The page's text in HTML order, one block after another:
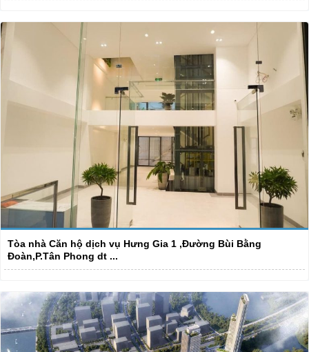
Tòa nhà Căn hộ dịch vụ Hưng Gia 1 ,Đường Bùi Bằng
Đoàn,P.Tân Phong dt ...